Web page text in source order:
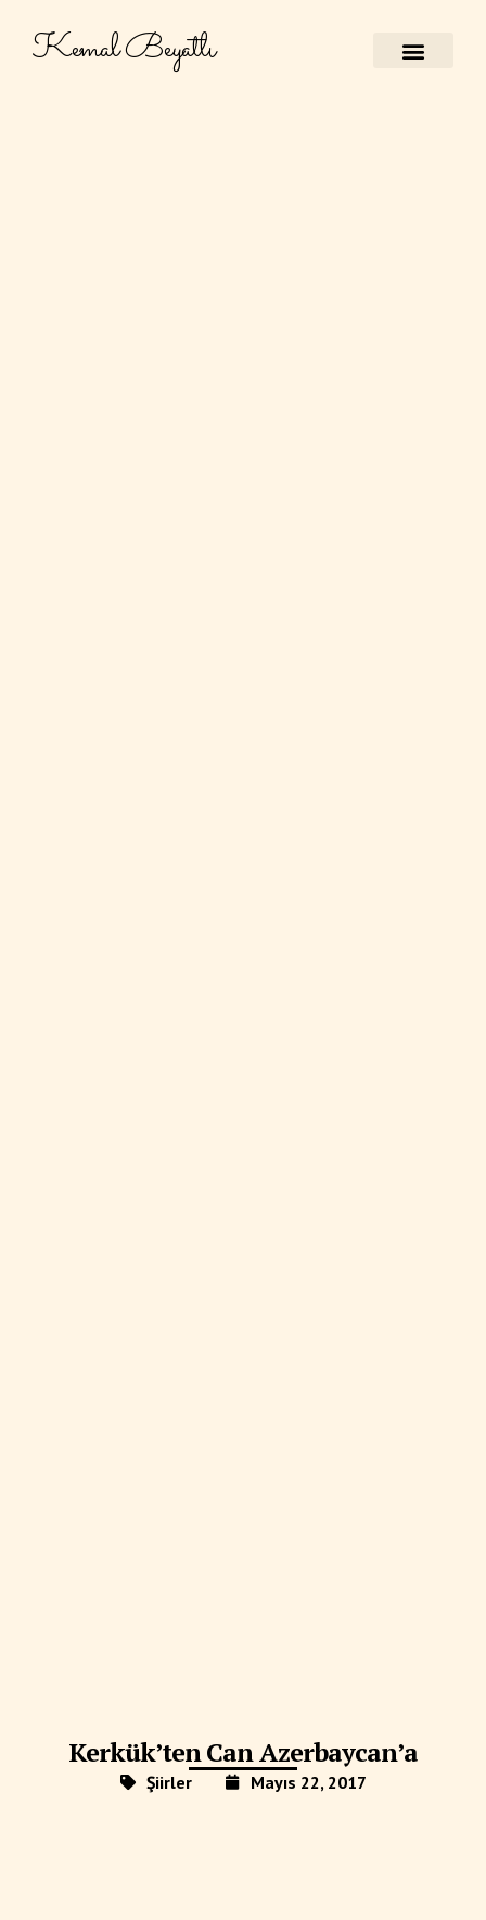
Kemal Beyatlı
Kerkük’ten Can Azerbaycan’a
Şiirler Mayıs 22, 2017